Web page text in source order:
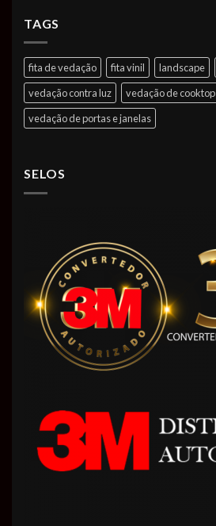
TAGS
fita de vedação fita vinil landscape
vedação contra luz
vedação de cooktop
vedação de portas e janelas
SELOS